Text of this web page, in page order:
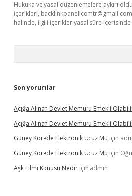
Hukuka ve yasal düzenlemelere aykırı
içerikleri, backlinkpanelicomtr@gmail.com
halinde, ilgili içerikler yasal süre içerisinde
Son yorumlar
Açığa Alınan Devlet Memuru Emekli
Açığa Alınan Devlet Memuru Emekli
Güney Korede Elektronik Ucuz Mu için
Güney Korede Elektronik Ucuz Mu için
Aşk Filmi Konusu Nedir için admin